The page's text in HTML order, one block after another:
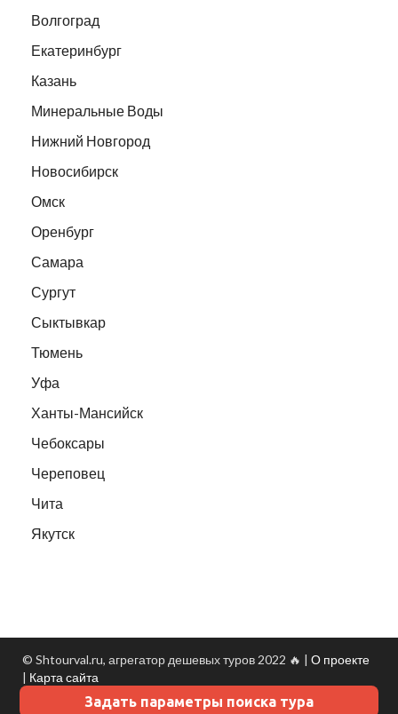
Волгоград
Екатеринбург
Казань
Минеральные Воды
Нижний Новгород
Новосибирск
Омск
Оренбург
Самара
Сургут
Сыктывкар
Тюмень
Уфа
Ханты-Мансийск
Чебоксары
Череповец
Чита
Якутск
© Shtourval.ru, агрегатор дешевых туров 2022 🔥 | О проекте
| Карта сайта
Данные о погоде- Turtella
Задать параметры поиска тура